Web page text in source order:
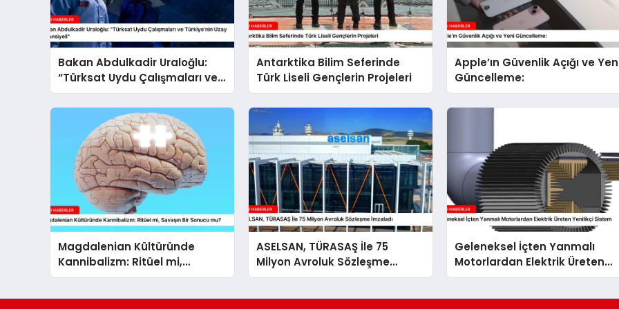
Bakan Abdulkadir Uraloğlu:
“Türksat Uydu Çalışmaları ve
Türkiye’nin Uzay Potansiyeli”
Antarktika Bilim Seferinde
Türk Liseli Gençlerin Projeleri
Apple’ın Güvenlik Açığı ve
Güncelleme:
Magdalenian Kültüründe
Kannibalizm: Ritüel mi,
Savaşın Bir Sonucu mu?
ASELSAN, TÜRASAŞ İle 75
Milyon Avroluk Sözleşme
İmzaladı
Geleneksel İçten Yanmalı
Motorlardan Elektrik Üreten
Yenilikçi Sistem